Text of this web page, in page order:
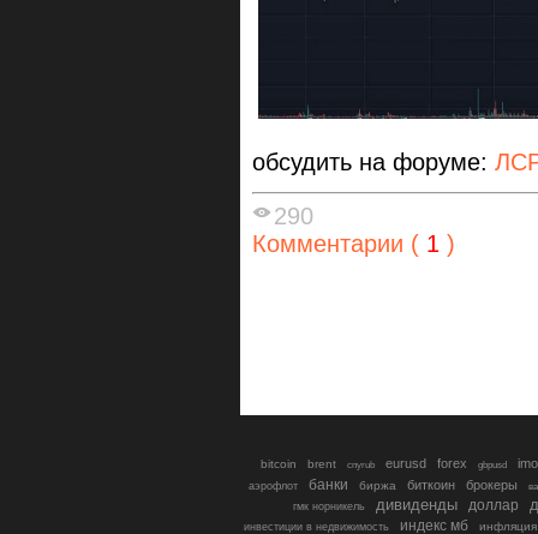
обсудить на форуме:
290
Комментарии ( 1 )
bitcoin brent cnyrub eurusd forex gbpusd
аэрофлот банки биржа биткоин брокеры
гмк норникель
дивиденды доллар
инвестиции в недвижимость индекс мб
инфляция